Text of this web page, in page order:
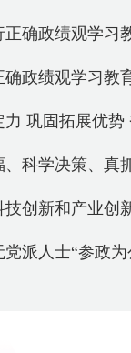
强调 牢固树立和践行正确政绩观 引领
育工作成果交流会举行 袁家
优势 奋力开创“十五五”
科学决策、真
业创新深度融合 不断厚
公、实干为民”主题教育部